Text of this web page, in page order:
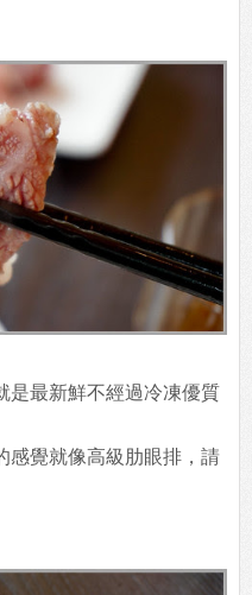
是最新鮮不經過冷凍優質
感覺就像高級肋眼排，請